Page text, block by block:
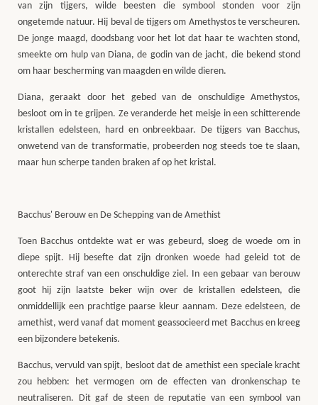
van zijn tijgers, wilde beesten die symbool stonden voor zijn
ongetemde natuur. Hij beval de tijgers om Amethystos te verscheuren.
De jonge maagd, doodsbang voor het lot dat haar te wachten stond,
smeekte om hulp van Diana, de godin van de jacht, die bekend stond
om haar bescherming van maagden en wilde dieren.
Diana, geraakt door het gebed van de onschuldige Amethystos,
besloot om in te grijpen. Ze veranderde het meisje in een schitterende
kristallen edelsteen, hard en onbreekbaar. De tijgers van Bacchus,
onwetend van de transformatie, probeerden nog steeds toe te slaan,
maar hun scherpe tanden braken af op het kristal.
Bacchus' Berouw en De Schepping van de Amethist
Toen Bacchus ontdekte wat er was gebeurd, sloeg de woede om in
diepe spijt. Hij besefte dat zijn dronken woede had geleid tot de
onterechte straf van een onschuldige ziel. In een gebaar van berouw
goot hij zijn laatste beker wijn over de kristallen edelsteen, die
onmiddellijk een prachtige paarse kleur aannam. Deze edelsteen, de
amethist, werd vanaf dat moment geassocieerd met Bacchus en kreeg
een bijzondere betekenis.
Bacchus, vervuld van spijt, besloot dat de amethist een speciale kracht
zou hebben: het vermogen om de effecten van dronkenschap te
neutraliseren. Dit gaf de steen de reputatie van een symbool van